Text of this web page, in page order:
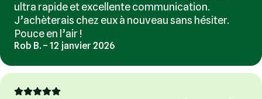
ultra rapide et excellente communication.
J’achèterais chez eux à nouveau sans hésiter.
Pouce en l’air !
Rob B. – 12 janvier 2026